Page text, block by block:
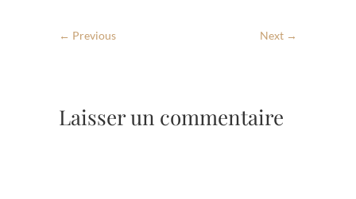
← Previous Next →
Laisser un commentaire